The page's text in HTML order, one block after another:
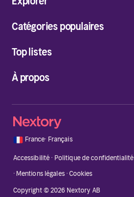
À propos
Catégories populaires
Top listes
🇫🇷 France· Français
Accessibilité · Politique de confidentialité
·Mentions légales·Cookies
Copyright © 2026 Nextory AB